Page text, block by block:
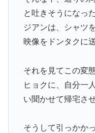
と吐きそうになっ
ジアンは、シャツ
映像をドンタクに
それを見てこの変
ヒョクに、自分一
い聞かせて帰宅さ
そうして引っかか